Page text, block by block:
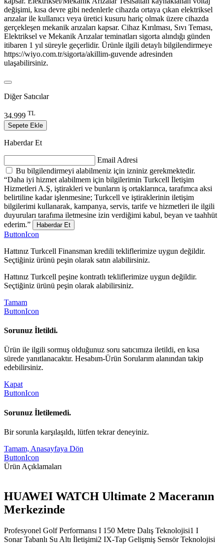
değişimi, kısa devre gibi nedenlerle cihazda ortaya çıkan elektriksel
arızalar ile kullanıcı veya üretici kusuru hariç olmak üzere cihazda
gerçekleşen mekanik arızaları kapsar. Cihaz Kırılması, Sıvı Teması,
Elektriksel ve Mekanik Arızalar teminatları sigorta alındığı günden
itibaren 1 yıl süreyle geçerlidir. Ürünle ilgili detaylı bilgilendirmeye
https://wiyo.com.tr/sigorta/akillim-guvende adresinden
ulaşabilirsiniz.
Diğer Satıcılar
34.999 TL
Sepete Ekle
Haberdar Et
Email Adresi
Bu bilgilendirmeyi alabilmeniz için izniniz gerekmektedir.
“Daha iyi hizmet alabilmem için bilgilerimin Turkcell İletişim
Hizmetleri A.Ş, iştirakleri ve bunların iş ortaklarınca, tarafımca aksi
belirtiline kadar işlenmesine; Turkcell ve iştiraklerinin iletişim
bilgilerimi kullanarak, kampanya, servis, tarife ve hizmetleri ile ilgili
duyuruları tarafıma iletmesine izin verdiğimi kabul, beyan ve taahhüt
ederim.”
Haberdar Et
ButtonIcon
Hattınız Turkcell Finansman kredili tekliflerimize uygun değildir.
Seçtiğiniz ürünü peşin olarak satın alabilirsiniz.
Hattınız Turkcell peşine kontratlı tekliflerimize uygun değildir.
Seçtiğiniz ürünü peşin olarak alabilirsiniz.
Tamam
ButtonIcon
Sorunuz İletildi.
Ürün ile ilgili sormuş olduğunuz soru satıcımıza iletildi, en kısa
sürede yanıtlanacaktır. Hesabım-Ürün Sorularım alanından takip
edebilirsiniz.
Kapat
ButtonIcon
Sorunuz İletilemedi.
Bir sorunla karşılaşıldı, lütfen tekrar deneyiniz.
Tamam, Anasayfaya Dön
ButtonIcon
Ürün Açıklamaları
HUAWEI WATCH Ultimate 2 Maceranın
Merkezinde
Profesyonel Golf Performansı I 150 Metre Dalış Teknolojisi1 I
Sonar Tabanlı Su Altı İletişimi2 IX-Tap Gelişmiş Sensör Teknolojisi